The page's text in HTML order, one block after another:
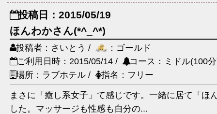
投稿日：2015/05/19
ほんわかさん(*^_^*)
投稿者：さいとう /
：ゴールド
ご利用日時：2015/05/14 /
コース：ミドル(100
場所：ラブホテル /
指名：フリー
まさに「癒し系女子」て感じです。一緒に居て「ほ
した。マッサージも性感も自分の...